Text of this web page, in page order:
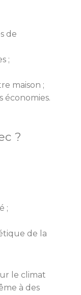
de
;
maison ;
économies.
?
;
de la
le climat
à des